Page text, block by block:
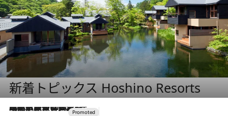
新着トピックス Hoshino Resorts
2026.7.31
【ホテル帰省】という選択肢をOMOが提案。家族とほどよい距離を保つには「昼は実家、夜は気兼ねなくホテルで！」